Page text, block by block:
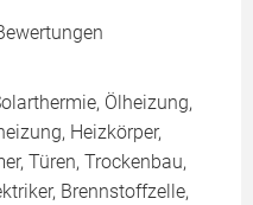
Ölheizung,
Heizkörper,
Türen, Trockenbau,
Brennstoffzelle,